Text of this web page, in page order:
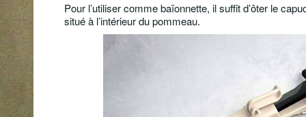
Pour l’utiliser comme baïonnette, il suffit d’ôter le
situé à l’intérieur du pommeau.